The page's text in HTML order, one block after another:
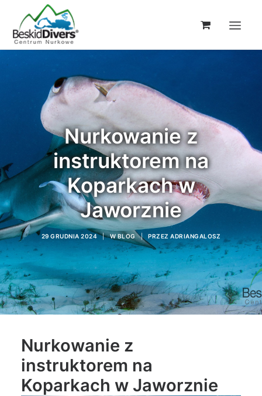
Nurkowanie z
instruktorem na
Koparkach w
Jaworznie
29 GRUDNIA 2024 | WBLOG | PRZEZADRIANGALOSZ
Nurkowanie z
instruktorem na
Koparkach w Jaworznie